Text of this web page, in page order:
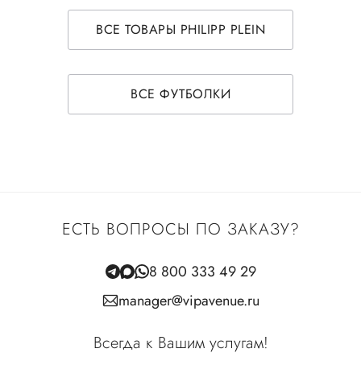
ВСЕ ТОВАРЫ PHILIPP PLEIN
ВСЕ ФУТБОЛКИ
ЕСТЬ ВОПРОСЫ ПО ЗАКАЗУ?
8 800 333 49 29
manager@vipavenue.ru
Всегда к Вашим услугам!